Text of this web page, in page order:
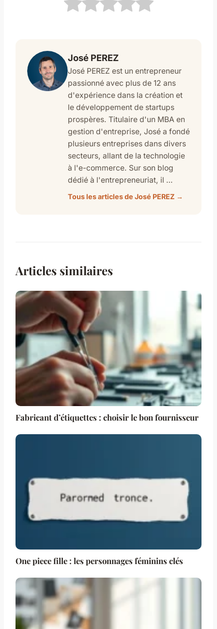
José PEREZ
José PEREZ est un entrepreneur
passionné avec plus de 12 ans
d'expérience dans la création et
le développement de startups
prospères. Titulaire d'un MBA en
gestion d'entreprise, José a fondé
plusieurs entreprises dans divers
secteurs, allant de la technologie
à l'e-commerce. Sur son blog
dédié à l'entrepreneuriat, il …
Tous les articles de José PEREZ →
Articles similaires
Fabricant d’étiquettes : choisir le bon fournisseur
One piece fille : les personnages féminins clés